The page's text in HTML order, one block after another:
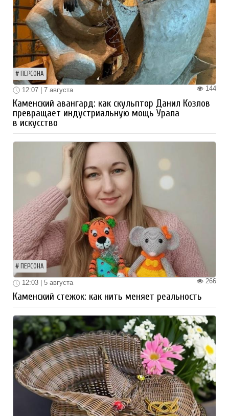
ПЕРСОНА
144
12:07 | 7 августа
Каменский авангард: как скульптор Данил Козлов
превращает индустриальную мощь Урала
в искусство
ПЕРСОНА
266
12:03 | 5 августа
Каменский стежок: как нить меняет реальность